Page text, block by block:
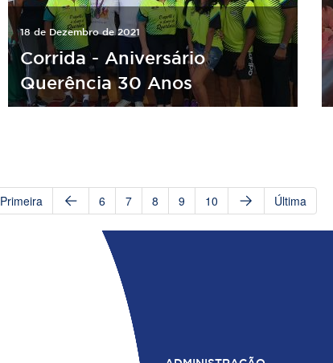
18 de Dezembro de 2021
Corrida - Aniversário
Querência 30 Anos
Primeira 6 7 8 9 10 Última